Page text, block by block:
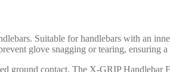
Suitable for handlebars with an
glove snagging or tearing, ensuring
ground contact. The X-GRIP Handlebar